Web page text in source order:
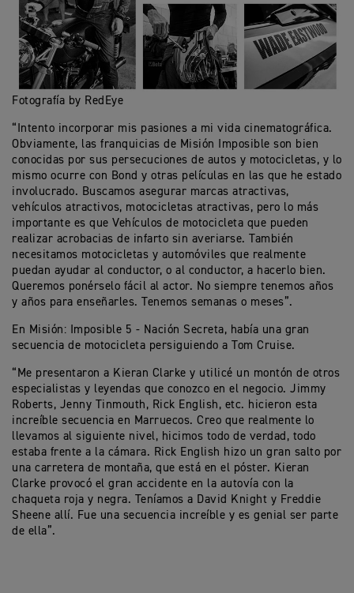
Fotografía by RedEye
“Intento incorporar mis pasiones a mi vida cinematográfica.
Obviamente, las franquicias de Misión Imposible son bien
conocidas por sus persecuciones de autos y motocicletas, y lo
mismo ocurre con Bond y otras películas en las que he estado
involucrado. Buscamos asegurar marcas atractivas,
vehículos atractivos, motocicletas atractivas, pero lo más
importante es que Vehículos de motocicleta que pueden
realizar acrobacias de infarto sin averiarse. También
necesitamos motocicletas y automóviles que realmente
puedan ayudar al conductor, o al conductor, a hacerlo bien.
Queremos ponérselo fácil al actor. No siempre tenemos años
y años para enseñarles. Tenemos semanas o meses”.
En Misión: Imposible 5 - Nación Secreta, había una gran
secuencia de motocicleta persiguiendo a Tom Cruise.
“Me presentaron a Kieran Clarke y utilicé un montón de otros
especialistas y leyendas que conozco en el negocio. Jimmy
Roberts, Jenny Tinmouth, Rick English, etc. hicieron esta
increíble secuencia en Marruecos. Creo que realmente lo
llevamos al siguiente nivel, hicimos todo de verdad, todo
estaba frente a la cámara. Rick English hizo un gran salto por
una carretera de montaña, que está en el póster. Kieran
Clarke provocó el gran accidente en la autovía con la
chaqueta roja y negra. Teníamos a David Knight y Freddie
Sheene allí. Fue una secuencia increíble y es genial ser parte
de ella”.